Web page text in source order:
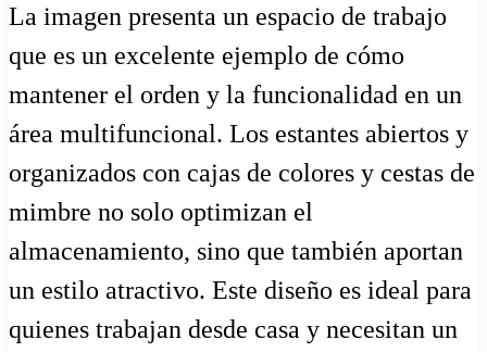
La imagen presenta un espacio de trabajo
que es un excelente ejemplo de cómo
mantener el orden y la funcionalidad en un
área multifuncional. Los estantes abiertos y
organizados con cajas de colores y cestas de
mimbre no solo optimizan el
almacenamiento, sino que también aportan
un estilo atractivo. Este diseño es ideal para
quienes trabajan desde casa y necesitan un